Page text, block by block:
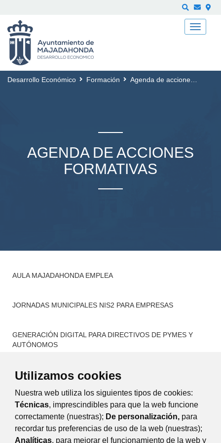
Utilizamos cookies
Nuestra web utiliza los siguientes tipos de cookies:
Técnicas, imprescindibles para que la web funcione
correctamente (nuestras); De personalización, para
recordar tus preferencias de uso de la web (nuestras);
Analíticas, para mejorar el funcionamiento de la web y
Desarrollo Económico Formación Agenda de acciones formativas
AGENDA DE ACCIONES
FORMATIVAS
AULA MAJADAHONDA EMPLEA
JORNADAS MUNICIPALES NIS2 PARA EMPRESAS
GENERACIÓN DIGITAL PARA DIRECTIVOS DE PYMES Y
AUTÓNOMOS
AGENDA DE ACCIONES FORMATIVAS
CITA PREVIA FORMACIÓN Y ASESORAMIENTO
Eventos Día Semana Mes Año